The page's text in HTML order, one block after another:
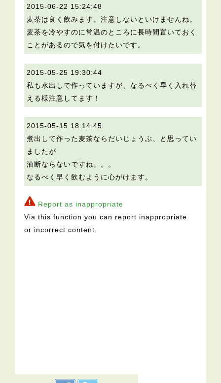
2015-06-22 15:24:48
麦茶は良く飲みます。注意しないといけませんね。
麦茶を冷やすのに常温のところに長時間置いておく
ことがあるので気を付けたいです。
2015-05-25 19:30:44
私も水出しで作っていますが、なるべく早く入れ替
える様注意してます！
2015-05-15 18:14:45
煮出して作った麦茶ならだいじょうぶ、と思ってい
ましたが
油断ならないですね。。。
なるべく早く飲むように心がけます。
Report as inappropriate
Via this function you can report inappropriate
or incorrect content.